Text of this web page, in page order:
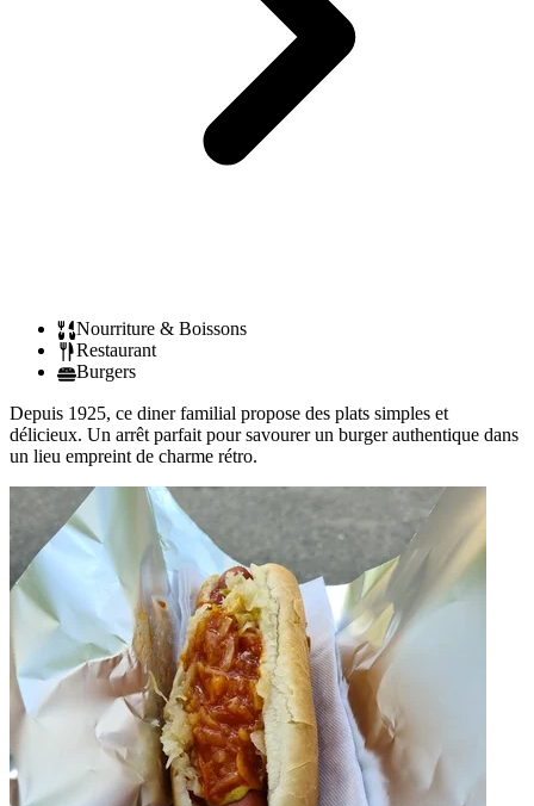
Nourriture & Boissons
Restaurant
Burgers
Depuis 1925, ce diner familial propose des plats simples et
délicieux. Un arrêt parfait pour savourer un burger authentique dans
un lieu empreint de charme rétro.